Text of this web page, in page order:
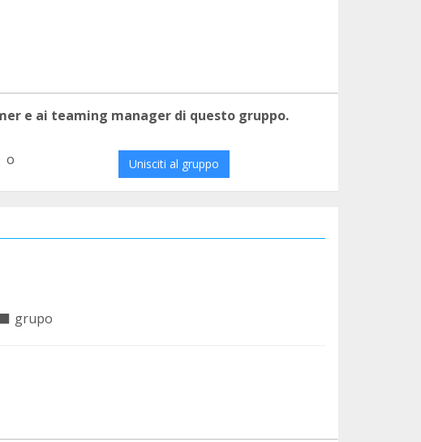
e ai teaming manager di questo gruppo.
o Unisciti al gruppo
grupo